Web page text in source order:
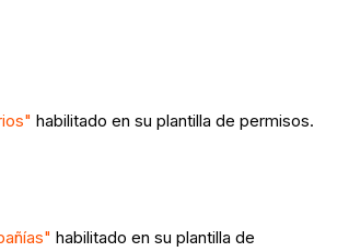
habilitado en su plantilla de permisos.
habilitado en su plantilla de